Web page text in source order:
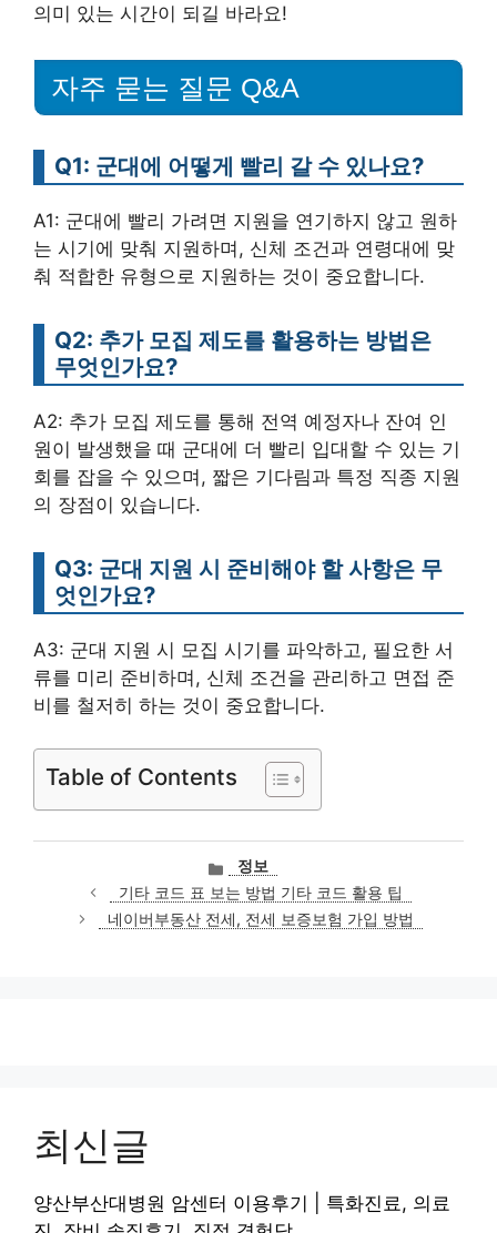
의미 있는 시간이 되길 바라요!
자주 묻는 질문 Q&A
Q1: 군대에 어떻게 빨리 갈 수 있나요?
A1: 군대에 빨리 가려면 지원을 연기하지 않고 원하
는 시기에 맞춰 지원하며, 신체 조건과 연령대에 맞
춰 적합한 유형으로 지원하는 것이 중요합니다.
Q2: 추가 모집 제도를 활용하는 방법은
무엇인가요?
A2: 추가 모집 제도를 통해 전역 예정자나 잔여 인
원이 발생했을 때 군대에 더 빨리 입대할 수 있는 기
회를 잡을 수 있으며, 짧은 기다림과 특정 직종 지원
의 장점이 있습니다.
Q3: 군대 지원 시 준비해야 할 사항은 무
엇인가요?
A3: 군대 지원 시 모집 시기를 파악하고, 필요한 서
류를 미리 준비하며, 신체 조건을 관리하고 면접 준
비를 철저히 하는 것이 중요합니다.
Table of Contents
카
테
고
리
정보
기타 코드 표 보는 방법 기타 코드 활용 팁
네이버부동산 전세, 전세 보증보험 가입 방법
최신글
양산부산대병원 암센터 이용후기 | 특화진료, 의료